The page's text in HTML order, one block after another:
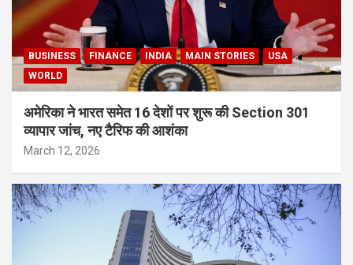
BUSINESS FINANCE INDIA MAIN STORIES
USA
WORLD
अमेरिका ने भारत समेत 16 देशों पर शुरू की Section 301
व्यापार जांच, नए टैरिफ की आशंका
March 12, 2026